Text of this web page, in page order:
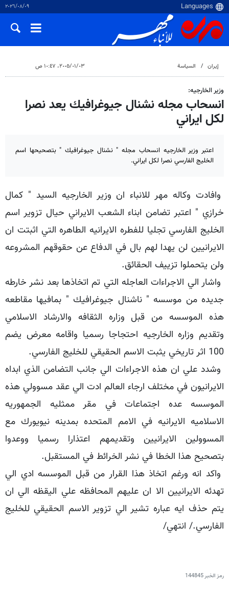
٠٩‏/٠٨‏/٢٠٢٦
إيران السياسة ٠٣‏/٠١‏/٢٠٠٥، ١٠:٤٧ ص
وزير الخارجيه:
انسحاب مجله نشنال جيوغرافيك يعد نصرا
لكل ايراني
اعتبر وزير الخارجيه انسحاب مجله " نشنال جيوغرافيك " بتصحيحها اسم
الخليج الفارسي نصرا لكل ايراني.
وافادت وكاله مهر للانباء ان وزير الخارجيه السيد " كمال
خرازي " اعتبر تضامن ابناء الشعب الايراني حيال تزوير اسم
الخليج الفارسي تجليا للفطره الايرانيه الطاهره التي اثبتت ان
الايرانيين لن يهدا لهم بال في الدفاع عن حقوقهم المشروعه
ولن يتحملوا تزييف الحقائق.
واشار الي الاجراءات العاجله التي تم اتخاذها بعد نشر خارطه
جديده من موسسه " ناشنال جيوغرافيك " بمافيها مقاطعه
هذه الموسسه من قبل وزاره الثقافه والارشاد الاسلامي
وتقديم وزاره الخارجيه احتجاجا رسميا واقامه معرض يضم
100 اثر تاريخي يثبت الاسم الحقيقي للخليج الفارسي.
وشدد علي ان هذه الاجراءات الي جانب التضامن الذي ابداه
الايرانيون في مختلف ارجاء العالم ادت الي عقد مسوولي هذه
الموسسه عده اجتماعات في مقر ممثليه الجمهوريه
الاسلاميه الايرانيه في الامم المتحده بمدينه نيويورك مع
المسوولين الايرانيين وتقديمهم اعتذارا رسميا ووعدوا
بتصحيح هذا الخطا في نشر الخرائط في المستقبل.
واكد انه ورغم اتخاذ هذا القرار من قبل الموسسه ادي الي
تهدئه الايرانيين الا ان عليهم المحافظه علي اليقظه الي ان
يتم حذف ايه عباره تشير الي تزوير الاسم الحقيقي للخليج
الفارسي./ انتهي/
رمز الخبر144845